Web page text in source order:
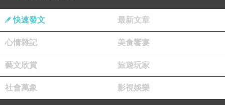
快速發文 最新文章
心情雜記 美食饗宴
藝文欣賞 旅遊玩家
社會萬象 影視娛樂